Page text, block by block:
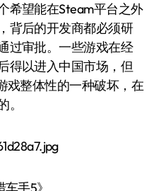
希望能在Steam平台之外
背后的开发商都必须研
过审批。一些游戏在经
得以进入中国市场，但
戏整体性的一种破坏，在